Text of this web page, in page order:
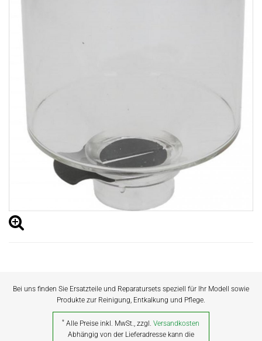
Bei uns finden Sie Ersatzteile und Reparatursets speziell für Ihr Modell sowie
Produkte zur Reinigung, Entkalkung und Pflege.
* Alle Preise inkl. MwSt., zzgl.Versandkosten
Abhängig von der Lieferadresse kann die